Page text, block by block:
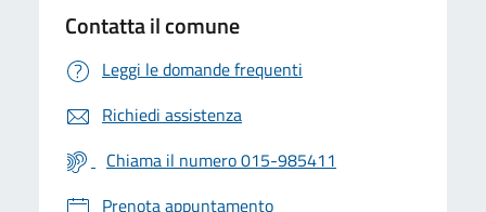
Contatta il comune
Leggi le domande frequenti
Richiedi assistenza
Chiama il numero 015-985411
Prenota appuntamento